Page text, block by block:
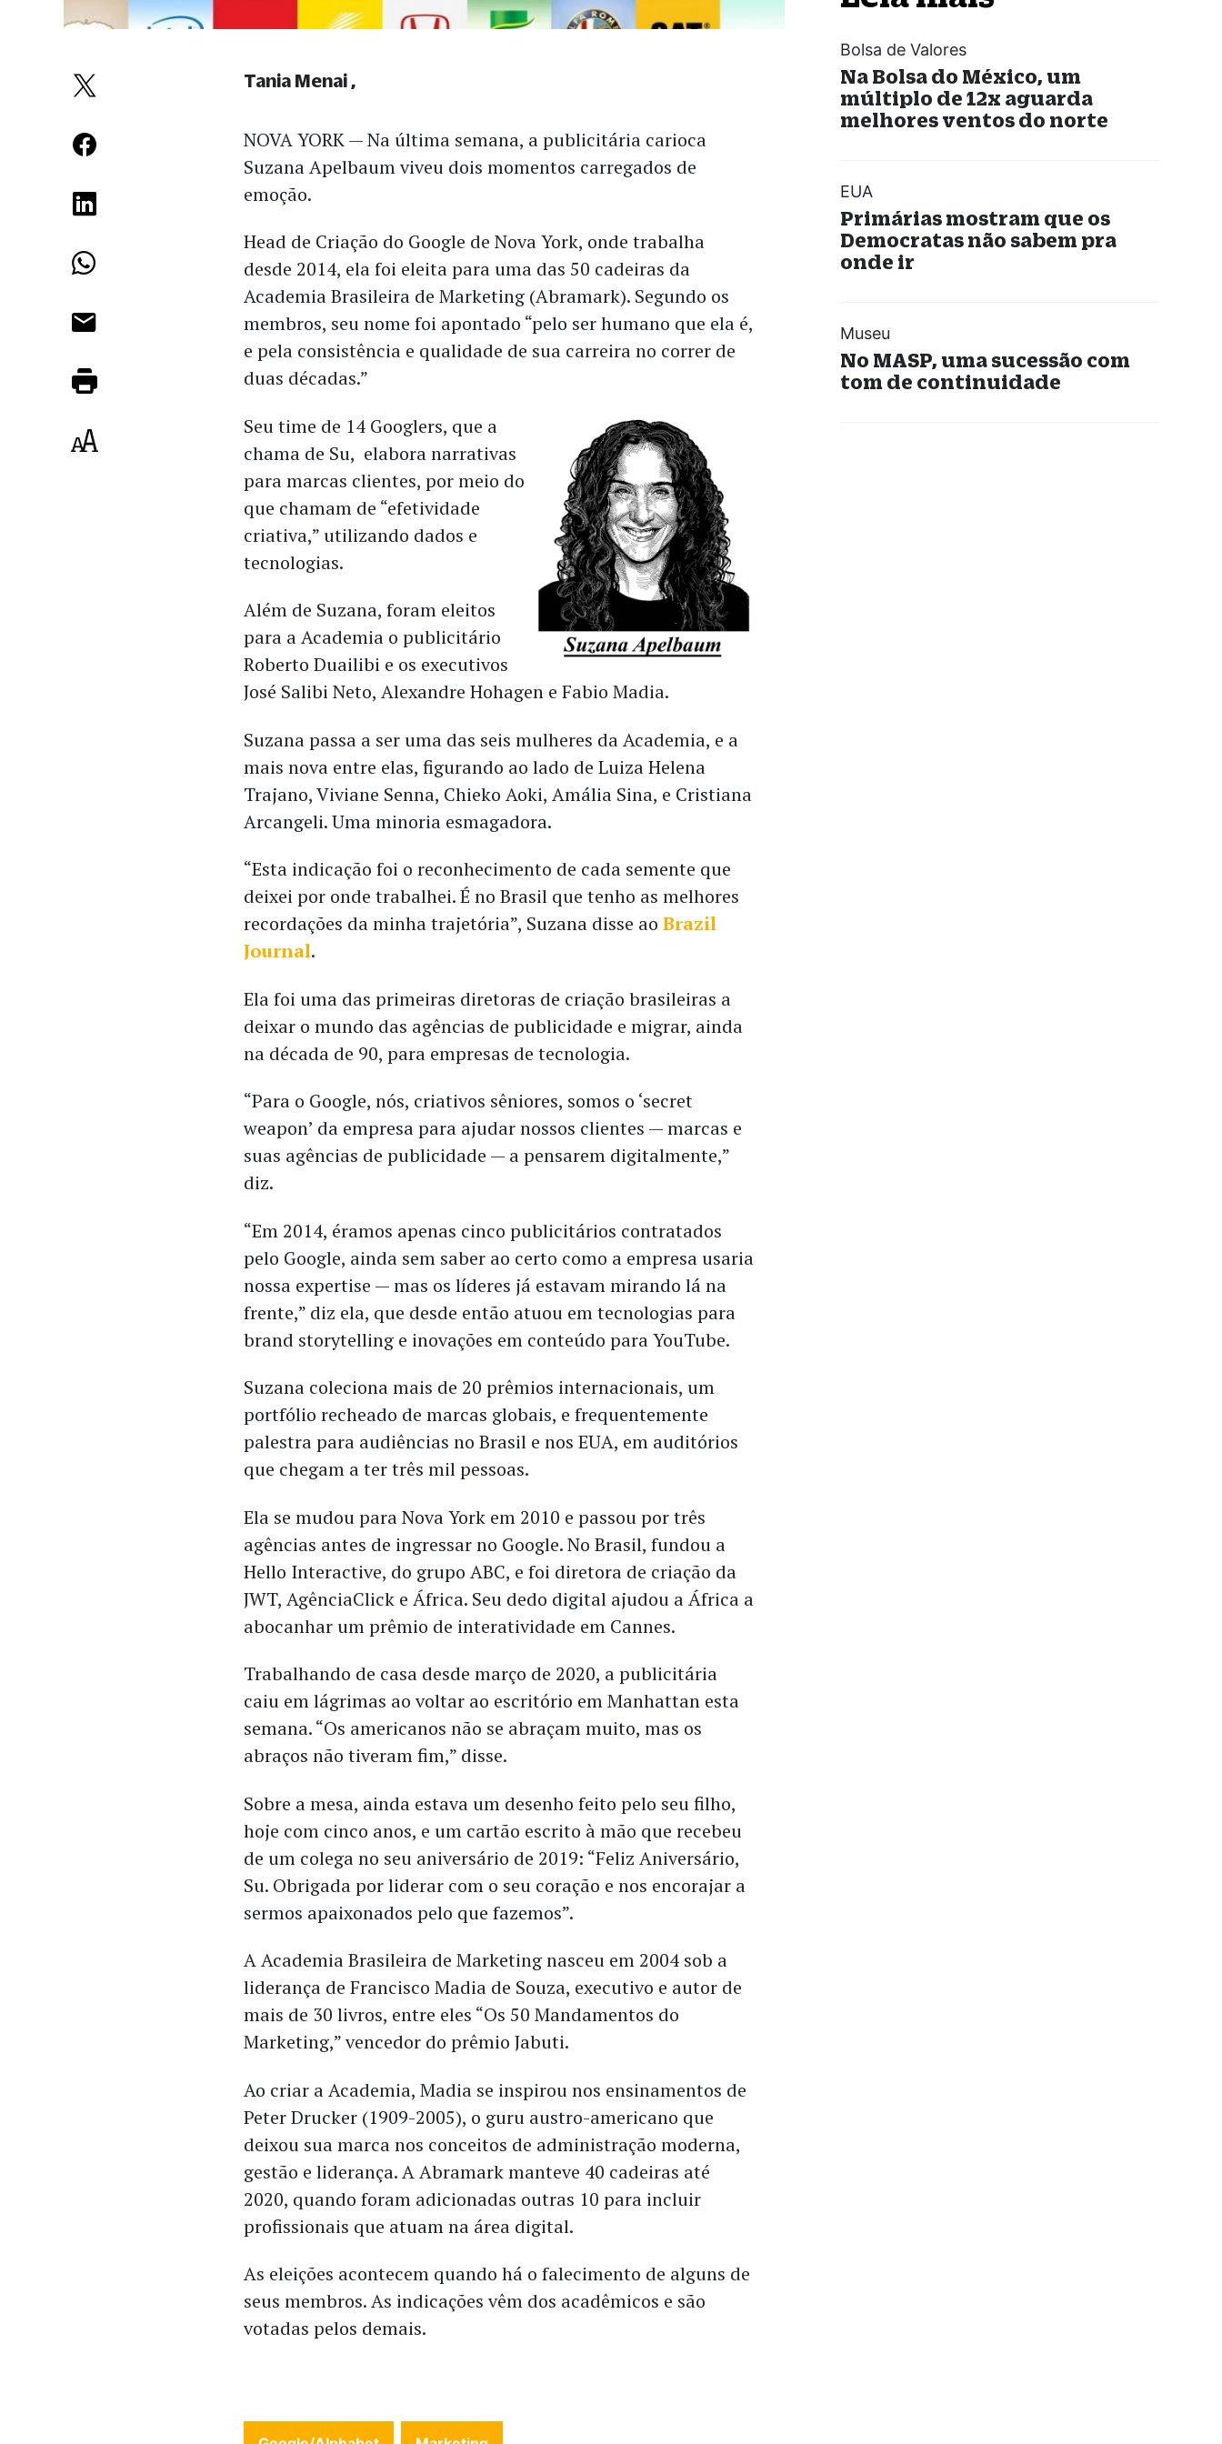
NOVA YORK — Na última semana, a publicitária carioca
Suzana Apelbaum viveu dois momentos carregados de
emoção.
Head de Criação do Google de Nova York, onde trabalha
desde 2014, ela foi eleita para uma das 50 cadeiras da
Academia Brasileira de Marketing (Abramark). Segundo os
membros, seu nome foi apontado “pelo ser humano que ela é,
e pela consistência e qualidade de sua carreira no correr de
duas décadas.”
Seu time de 14 Googlers, que a
chama de Su, elabora narrativas
para marcas clientes, por meio do
que chamam de “efetividade
criativa,” utilizando dados e
tecnologias.
Além de Suzana, foram eleitos
para a Academia o publicitário
Roberto Duailibi e os executivos
José Salibi Neto, Alexandre Hohagen e Fabio Madia.
Suzana passa a ser uma das seis mulheres da Academia, e a
mais nova entre elas, figurando ao lado de Luiza Helena
Trajano, Viviane Senna, Chieko Aoki, Amália Sina, e Cristiana
Arcangeli. Uma minoria esmagadora.
“Esta indicação foi o reconhecimento de cada semente que
deixei por onde trabalhei. É no Brasil que tenho as melhores
recordações da minha trajetória”, Suzana disse aoBrazil
Journal.
Ela foi uma das primeiras diretoras de criação brasileiras a
deixar o mundo das agências de publicidade e migrar, ainda
na década de 90, para empresas de tecnologia.
“Para o Google, nós, criativos sêniores, somos o ‘secret
weapon’ da empresa para ajudar nossos clientes — marcas e
suas agências de publicidade — a pensarem digitalmente,”
diz.
“Em 2014, éramos apenas cinco publicitários contratados
pelo Google, ainda sem saber ao certo como a empresa usaria
nossa expertise — mas os líderes já estavam mirando lá na
frente,” diz ela, que desde então atuou em tecnologias para
brand storytelling e inovações em conteúdo para YouTube.
Suzana coleciona mais de 20 prêmios internacionais, um
portfólio recheado de marcas globais, e frequentemente
palestra para audiências no Brasil e nos EUA, em auditórios
que chegam a ter três mil pessoas.
Ela se mudou para Nova York em 2010 e passou por três
agências antes de ingressar no Google. No Brasil, fundou a
Hello Interactive, do grupo ABC, e foi diretora de criação da
JWT, AgênciaClick e África. Seu dedo digital ajudou a África a
abocanhar um prêmio de interatividade em Cannes.
Trabalhando de casa desde março de 2020, a publicitária
caiu em lágrimas ao voltar ao escritório em Manhattan esta
semana. “Os americanos não se abraçam muito, mas os
abraços não tiveram fim,” disse.
Sobre a mesa, ainda estava um desenho feito pelo seu filho,
hoje com cinco anos, e um cartão escrito à mão que recebeu
de um colega no seu aniversário de 2019: “Feliz Aniversário,
Su. Obrigada por liderar com o seu coração e nos encorajar a
sermos apaixonados pelo que fazemos”.
A Academia Brasileira de Marketing nasceu em 2004 sob a
liderança de Francisco Madia de Souza, executivo e autor de
mais de 30 livros, entre eles “Os 50 Mandamentos do
Marketing,” vencedor do prêmio Jabuti.
Ao criar a Academia, Madia se inspirou nos ensinamentos de
Peter Drucker (1909-2005), o guru austro-americano que
deixou sua marca nos conceitos de administração moderna,
gestão e liderança. A Abramark manteve 40 cadeiras até
2020, quando foram adicionadas outras 10 para incluir
profissionais que atuam na área digital.
As eleições acontecem quando há o falecimento de alguns de
seus membros. As indicações vêm dos acadêmicos e são
votadas pelos demais.
Tania Menai
Bolsa de Valores
Na Bolsa do México, um
múltiplo de 12x aguarda
melhores ventos do norte
EUA
Primárias mostram que os
Democratas não sabem pra
onde ir
Museu
No MASP, uma sucessão com
tom de continuidade